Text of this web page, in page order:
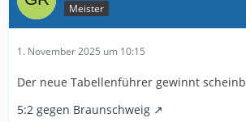
Meister
1. November 2025 um 10:15
Der neue Tabellenführer gewinnt
5:2 gegen Braunschweig